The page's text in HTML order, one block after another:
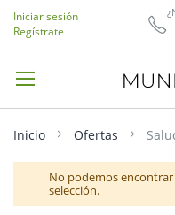
Iniciar sesión
Regístrate
Inicio Ofertas
No podemos
selección.